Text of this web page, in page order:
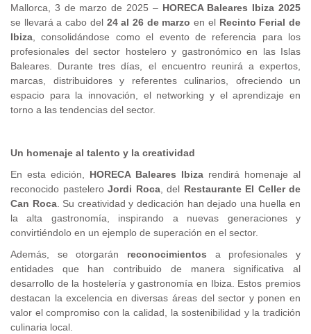
Mallorca, 3 de marzo de 2025 – HORECA Baleares Ibiza 2025
se llevará a cabo del 24 al 26 de marzo en el Recinto Ferial de
Ibiza , consolidándose como el evento de referencia para los
profesionales del sector hostelero y gastronómico en las Islas
Baleares. Durante tres días, el encuentro reunirá a expertos,
marcas, distribuidores y referentes culinarios, ofreciendo un
espacio para la innovación, el networking y el aprendizaje en
torno a las tendencias del sector.
Un homenaje al talento y la creatividad
En esta edición, HORECA Baleares Ibiza rendirá homenaje al
reconocido pastelero Jordi Roca, del Restaurante El Celler de
Can Roca. Su creatividad y dedicación han dejado una huella en
la alta gastronomía, inspirando a nuevas generaciones y
convirtiéndolo en un ejemplo de superación en el sector.
Además, se otorgarán reconocimientos a profesionales y
entidades que han contribuido de manera significativa al
desarrollo de la hostelería y gastronomía en Ibiza. Estos premios
destacan la excelencia en diversas áreas del sector y ponen en
valor el compromiso con la calidad, la sostenibilidad y la tradición
culinaria local.